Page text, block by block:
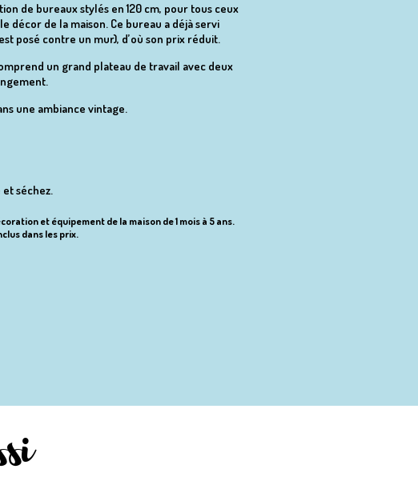
de bureaux stylés en 120 cm, pour tous ceux
de la maison. Ce bureau a déjà servi
posé contre un mur), d’où son prix réduit.
un grand plateau de travail avec deux
une ambiance vintage.
séchez.
et équipement de la maison de 1 mois à 5 ans.
dans les prix.